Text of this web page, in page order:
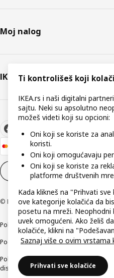
Moj nalog
IKEA
Podešavanja kolačića
© Inter IKEA Systems B.V 1999-2026
Politika privatnostiKako koristimo
Podaci o kompaniji IKEA Srbija
Politika etičnog otkrivanja
disclosure)
Ti kontrolišeš koji
IKEA.rs i naši digitalni
sajtu. Neki su apsolutno
možeš videti koji su opcioni:
Oni koji se koriste za
koristi.
Oni koji omogućavaju
Oni koji se koriste za
platforme društvenih
Kada klikneš na "Prihvati
ove kategorije kolačića da
posetu na mreži. Neophodni
uvek omogućeni. Ako želiš
kolačiće, klikni na
Saznaj više o ovim vrstama
Prihvati sve kolačiće